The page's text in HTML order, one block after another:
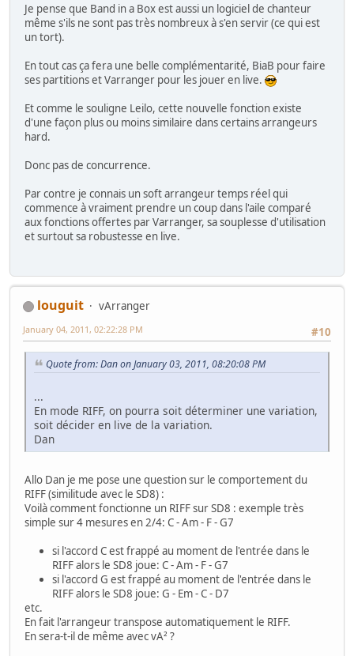
Je pense que Band in a Box est aussi un logiciel de chanteur
même s'ils ne sont pas très nombreux à s'en servir (ce qui est
un tort).
En tout cas ça fera une belle complémentarité, BiaB pour faire
ses partitions et Varranger pour les jouer en live.
Et comme le souligne Leilo, cette nouvelle fonction existe
d'une façon plus ou moins similaire dans certains arrangeurs
hard.
Donc pas de concurrence.
Par contre je connais un soft arrangeur temps réel qui
commence à vraiment prendre un coup dans l'aile comparé
aux fonctions offertes par Varranger, sa souplesse d'utilisation
et surtout sa robustesse en live.
louguit
vArranger
#10
January 04, 2011, 02:22:28 PM
Quote from: Dan on January 03, 2011, 08:20:08 PM
...
En mode RIFF, on pourra soit déterminer une variation,
soit décider en live de la variation.
Dan
Allo Dan je me pose une question sur le comportement du
RIFF (similitude avec le SD8) :
Voilà comment fonctionne un RIFF sur SD8 : exemple très
simple sur 4 mesures en 2/4: C - Am - F - G7
si l'accord C est frappé au moment de l'entrée dans le
RIFF alors le SD8 joue: C - Am - F - G7
si l'accord G est frappé au moment de l'entrée dans le
RIFF alors le SD8 joue: G - Em - C - D7
etc.
En fait l'arrangeur transpose automatiquement le RIFF.
En sera-t-il de même avec vA² ?